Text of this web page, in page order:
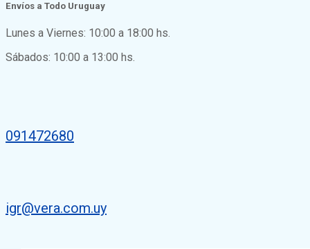
Envíos a Todo Uruguay
Lunes a Viernes: 10:00 a 18:00 hs.
Sábados: 10:00 a 13:00 hs.
091472680
igr@vera.com.uy